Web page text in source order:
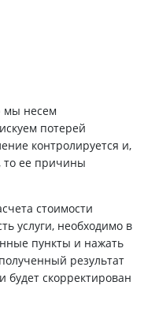
мы несем
потерей
контролируется и,
то ее причины
стоимости
услуги, необходимо в
пункты и нажать
результат
будет скорректирован